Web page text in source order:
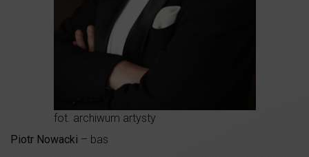
fot. archiwum artysty
Piotr Nowacki – bas